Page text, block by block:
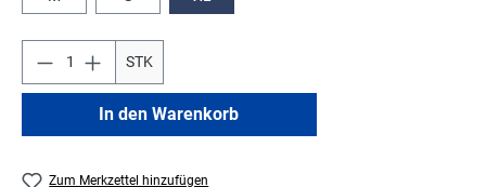
STK
In den Warenkorb
Zum Merkzettel hinzufügen